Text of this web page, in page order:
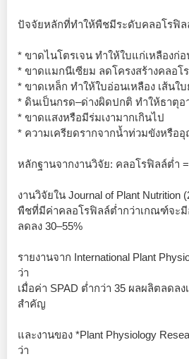
ปัจจัยหลักที่ทำให้พืชมีระดับคลอโรฟิล
* ขาดไนโตรเจน ทำให้ใบแก่เหลืองก่อ
* ขาดแมกนีเซียม ลดโครงสร้างคลอโ
* ขาดเหล็ก ทำให้ใบอ่อนเหลือง เส้นใบ
* ดินเป็นกรด–ด่างผิดปกติ ทำให้ธาตุอ
* ขาดแสงหรือมีร่มเงามากเกินไป
* ความเครียดรากจากน้ำท่วมขังหรือ
หลักฐานจากงานวิจัย: คลอโรฟิลล์ต่ำ
งานวิจัยใน Journal of Plant Nutrition
พืชที่มีค่าคลอโรฟิลล์ต่ำกว่าเกณฑ์จะมี
ลดลง 30–55%
รายงานจาก International Plant
ว่า
เมื่อค่า SPAD ต่ำกว่า 35 ผลผลิตลดลง
สำคัญ
และงานของ *Plant Physiology
ว่า